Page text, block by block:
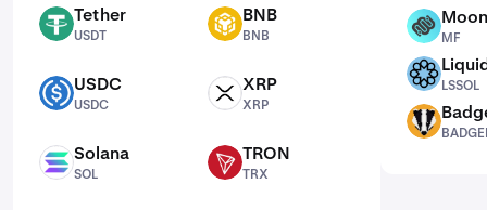
USDT Tether
USDT
BNB BNB
BNB
USDC USDC
USDC
XRP XRP
XRP
SOL Solana
SOL
TRX TRON
TRX
MF
MF
LSSOL
LSSOL
BADGER